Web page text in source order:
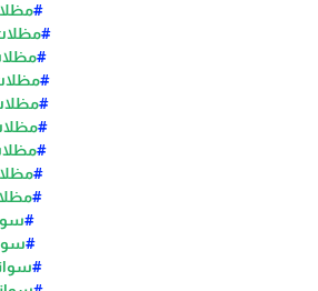
#
#
#
#
#
#
#
#
#
#
#
#